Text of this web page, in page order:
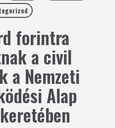
forintra
a civil
a Nemzeti
Alap